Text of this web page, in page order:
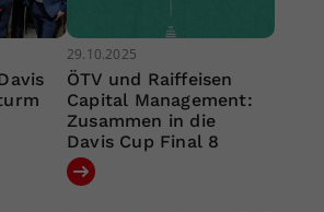
29.10.2025
ÖTV und Raiffeisen
Capital Management:
Zusammen in die
Davis Cup Final 8